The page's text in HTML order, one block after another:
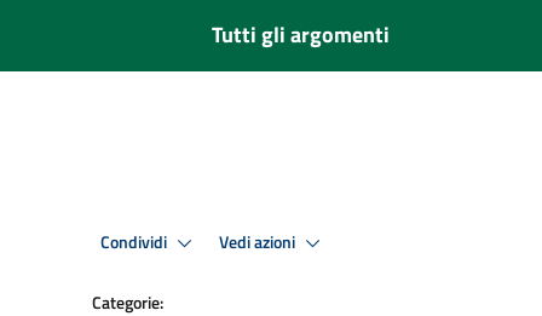
Tutti gli argomenti
Condividi Vedi azioni
Categorie: